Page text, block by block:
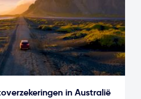
in Australië